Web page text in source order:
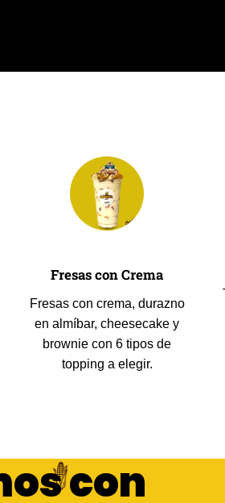
Fresas con Crema
Fresas con crema, durazno
en almíbar, cheesecake y
brownie con 6 tipos de
topping a elegir.
con